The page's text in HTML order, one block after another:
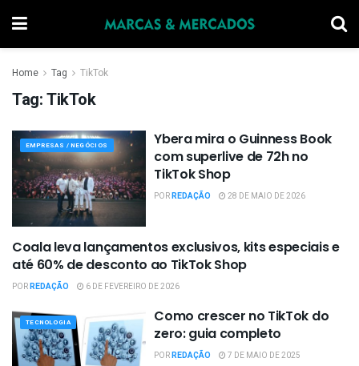
Home Tag TikTok
Tag:TikTok
EMPRESAS / NEGÓCIOS
Ybera mira o Guinness Book
com superlive de 72h no
TikTok Shop
PORREDAÇÃO 28 DE MAIO DE 2026
EMPRESAS / NEGÓCIOS
Coala leva lançamentos exclusivos, kits especiais e
até 60% de desconto ao TikTok Shop
PORREDAÇÃO 6 DE FEVEREIRO DE 2026
TECNOLOGIA
Como crescer no TikTok do
zero: guia completo
PORREDAÇÃO 7 DE MAIO DE 2025